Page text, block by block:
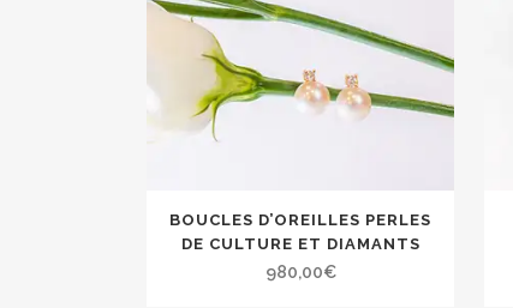
BOUCLES D’OREILLES PERLES
DE CULTURE ET DIAMANTS
980,00€